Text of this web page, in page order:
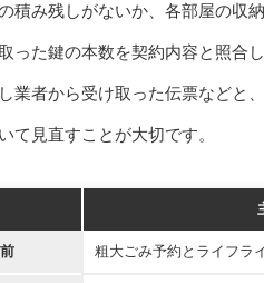
積み残しがないか、各部屋の収
った鍵の本数を契約内容と照合
業者から受け取った伝票などと
て見直すことが大切です。
粗大ごみ予約とライフラ